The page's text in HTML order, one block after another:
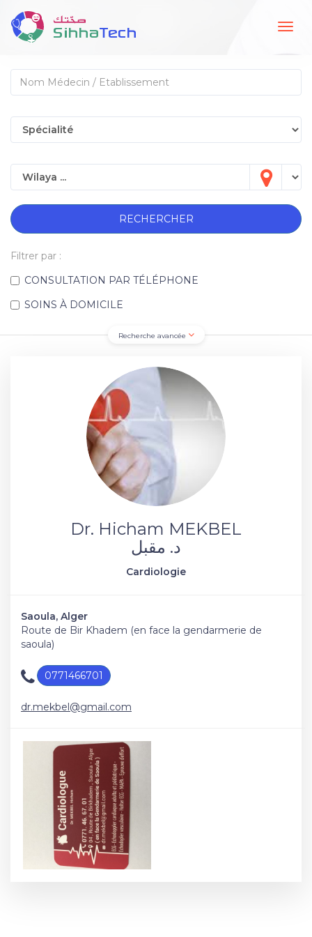
RECHERCHER
Filtrer par :
CONSULTATION PAR TÉLÉPHONE
SOINS À DOMICILE
Recherche avancée
Dr. Hicham MEKBEL
د. مقبل
Cardiologie
Saoula, Alger
Route de Bir Khadem (en face la gendarmerie de
saoula)
0771466701
dr.mekbel@gmail.com